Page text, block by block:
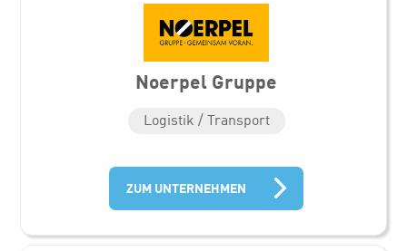
Noerpel Gruppe
Logistik / Transport
ZUM UNTERNEHMEN